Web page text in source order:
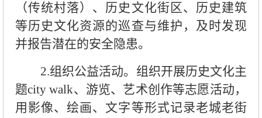
（传统村落）、历史文化街区、历史建筑
等历史文化资源的巡查与维护，及时发现
并报告潜在的安全隐患。
2.组织公益活动。组织开展历史文化主
题city walk、游览、艺术创作等志愿活动，
用影像、绘画、文字等形式记录老城老街